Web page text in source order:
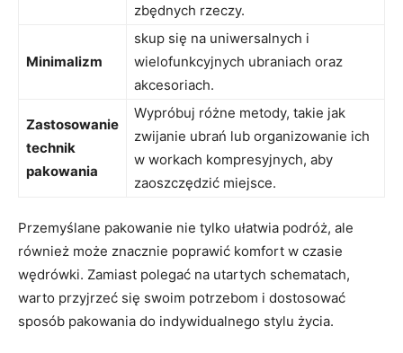
zbędnych ​rzeczy.
Minimalizm
skup się na uniwersalnych i
wielofunkcyjnych ⁢ubraniach oraz
akcesoriach.
Zastosowanie
technik
pakowania
Wypróbuj różne metody, takie jak
zwijanie ubrań lub organizowanie ich
w workach kompresyjnych, aby
⁤zaoszczędzić miejsce.
Przemyślane pakowanie nie tylko ułatwia podróż, ale
również może znacznie poprawić komfort w czasie
wędrówki. ‍Zamiast polegać na utartych schematach,
warto przyjrzeć się swoim potrzebom i dostosować
sposób pakowania do indywidualnego⁣ stylu życia.